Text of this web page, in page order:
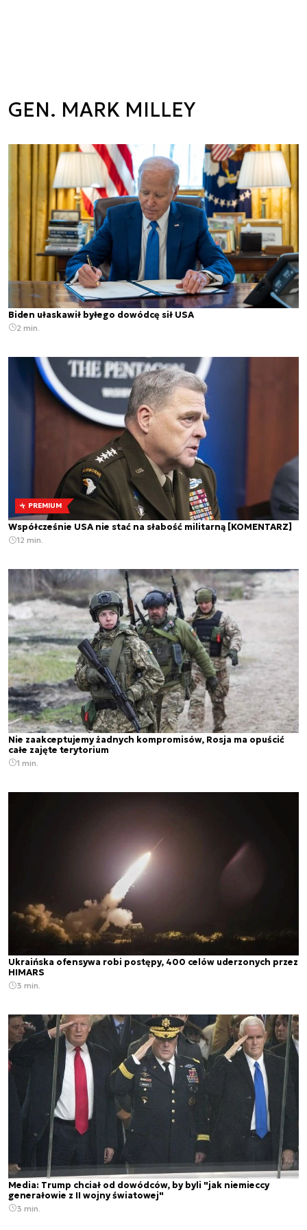
GEN. MARK MILLEY
Biden ułaskawił byłego dowódcę sił USA
2 min.
PREMIUM
Współcześnie USA nie stać na słabość militarną [KOMENTARZ]
12 min.
Nie zaakceptujemy żadnych kompromisów, Rosja ma opuścić
całe zajęte terytorium
1 min.
Ukraińska ofensywa robi postępy, 400 celów uderzonych przez
HIMARS
3 min.
Media: Trump chciał od dowódców, by byli "jak niemieccy
generałowie z II wojny światowej"
3 min.